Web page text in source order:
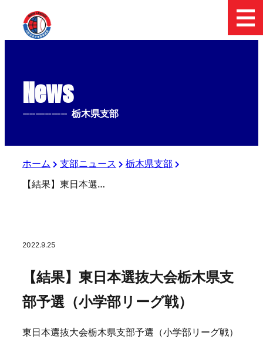
News
-------------- 栃木県支部
ホーム 支部ニュース
栃木県支部
【結果】東日本選抜大会栃木県支部予選（小学部リーグ戦）
2022.9.25
【結果】東日本選抜大会栃木県支
部予選（小学部リーグ戦）
東日本選抜大会栃木県支部予選（小学部リーグ戦）